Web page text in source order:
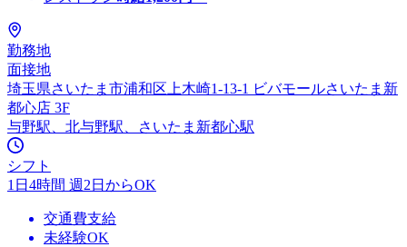
勤務地
面接地
埼玉県さいたま市浦和区上木崎1-13-1 ビバモールさいたま新
都心店 3F
与野駅、北与野駅、さいたま新都心駅
シフト
1日4時間 週2日からOK
交通費支給
未経験OK